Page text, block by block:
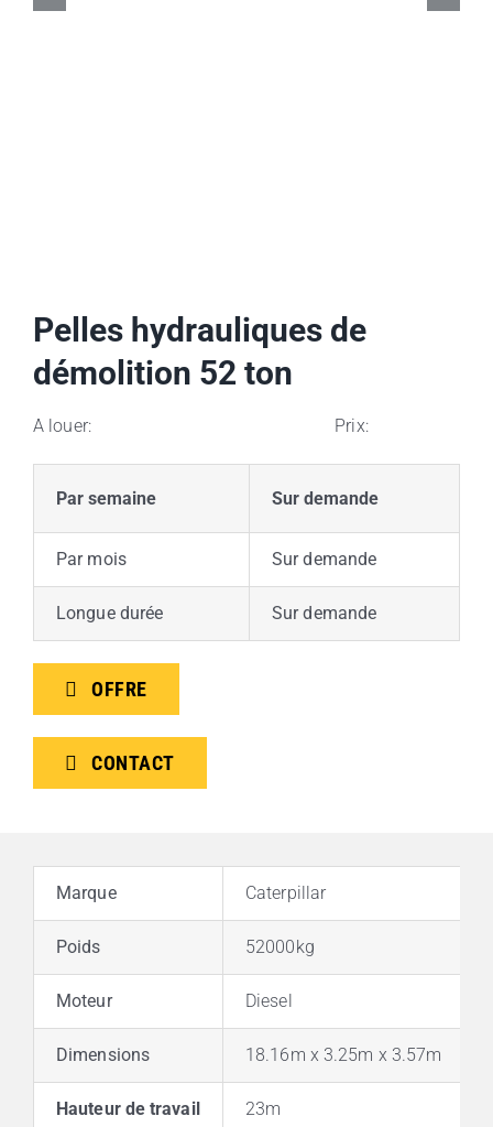
Pelles hydrauliques de
démolition 52 ton
A louer: Prix:
Par semaine Sur demande
Par mois Sur demande
Longue durée Sur demande
OFFRE
CONTACT
Marque Caterpillar
Poids 52000kg
Moteur Diesel
Dimensions 18.16m x 3.25m x 3.57m
Hauteur de travail 23m